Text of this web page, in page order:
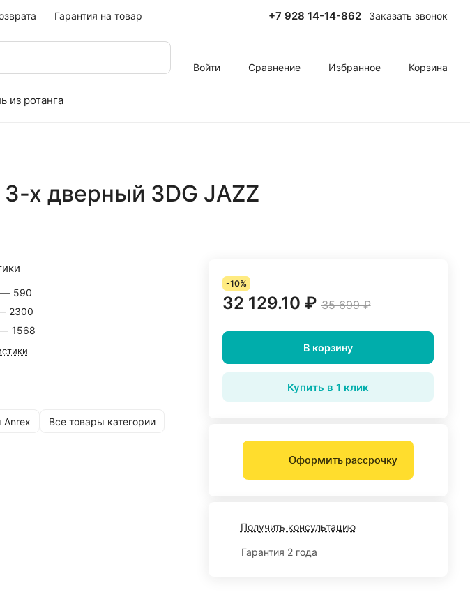
Гарантия на товар +7 928 14-14-862 Заказать звонок
Войти Сравнение Избранное Корзина
из ротанга
х дверный 3DG JAZZ
— 590
2300
1568
Anrex Все товары категории
-10%
32 129.10 ₽ 35 699 ₽
В корзину
Купить в 1 клик
Оформить рассрочку
Получить консультацию
Гарантия 2 года